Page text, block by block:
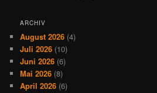
ARCHIV
August 2026 (4)
Juli 2026 (10)
Juni 2026 (6)
Mai 2026 (8)
April 2026 (6)